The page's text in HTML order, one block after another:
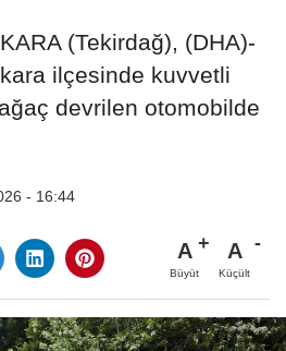
(Tekirdağ), (DHA)-
ilçesinde kuvvetli
devrilen otomobilde
- 16:44
A
Büyüt
A
Küçült